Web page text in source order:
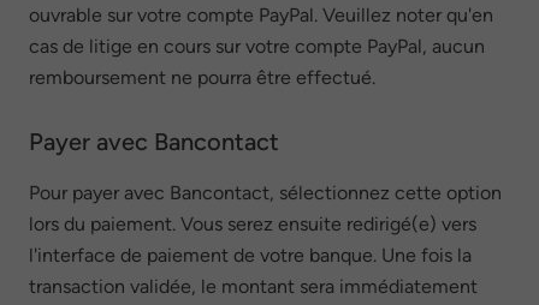
ouvrable sur votre compte PayPal. Veuillez noter qu'en
cas de litige en cours sur votre compte PayPal, aucun
remboursement ne pourra être effectué.
Payer avec Bancontact
Pour payer avec Bancontact, sélectionnez cette option
lors du paiement. Vous serez ensuite redirigé(e) vers
l'interface de paiement de votre banque. Une fois la
transaction validée, le montant sera immédiatement